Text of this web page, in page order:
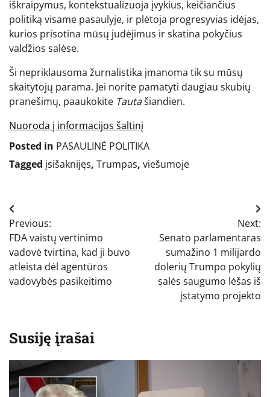
iškraipymus, kontekstualizuoja įvykius, keičiančius
politiką visame pasaulyje, ir plėtoja progresyvias idėjas,
kurios prisotina mūsų judėjimus ir skatina pokyčius
valdžios salėse.
Ši nepriklausoma žurnalistika įmanoma tik su mūsų
skaitytojų parama. Jei norite pamatyti daugiau skubių
pranešimų, paaukokite Tautašiandien.
Nuoroda į informacijos šaltinį
Posted in PASAULINĖ POLITIKA
Tagged įsišaknijęs, Trumpas, viešumoje
Navigacija
tarp
įrašų
Previous:
FDA vaistų vertinimo
vadovė tvirtina, kad ji buvo
atleista dėl agentūros
vadovybės pasikeitimo
Next:
Senato parlamentaras
sumažino 1 milijardo
dolerių Trumpo pokylių
salės saugumo lėšas iš
įstatymo projekto
Susiję įrašai